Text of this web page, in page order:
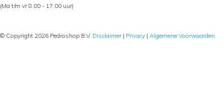
(Ma t/m vr 8.00 - 17.00 uur)
© Copyright 2026 Pedroshop B.V. Disclaimer| Privacy | Algemene Voorwaarden